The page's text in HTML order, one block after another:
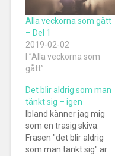
Alla veckorna som gått
– Del 1
2019-02-02
I ”Alla veckorna som
gått”
Det blir aldrig som man
tänkt sig – igen
Ibland känner jag mig
som en trasig skiva.
Frasen "det blir aldrig
som man tänkt sig" är